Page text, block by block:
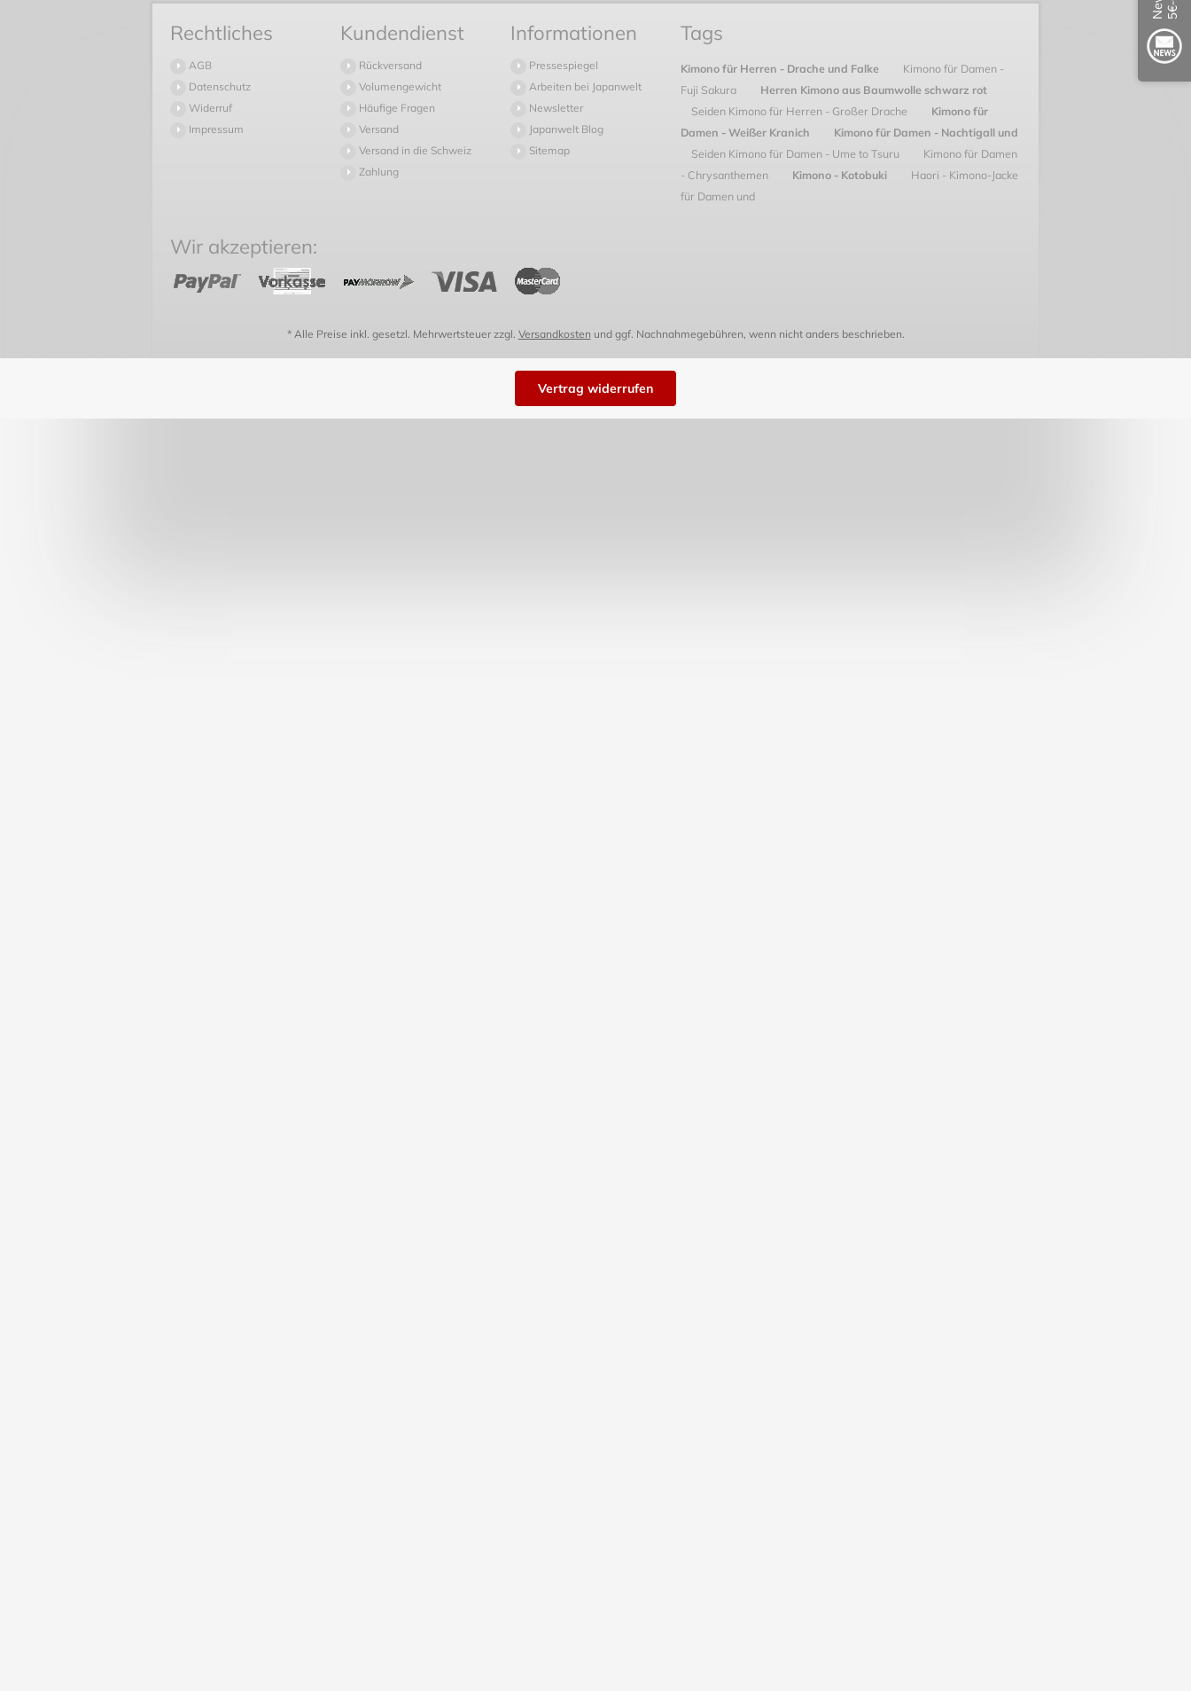
Rechtliches
AGB
Datenschutz
Widerruf
Impressum
Kundendienst
Rückversand
Volumengewicht
Häufige Fragen
Versand
Versand in die Schweiz
Zahlung
Informationen
Pressespiegel
Arbeiten bei Japanwelt
Newsletter
Japanwelt Blog
Sitemap
Tags
Kimono für Herren - Drache und Falke
Kimono für Damen -
Fuji Sakura
Herren Kimono aus Baumwolle schwarz rot
Seiden Kimono für Herren - Großer Drache
Kimono für
Damen - Weißer Kranich
Kimono für Damen - Nachtigall und
Seiden Kimono für Damen - Ume to Tsuru
Kimono für Damen
- Chrysanthemen
Kimono - Kotobuki
Haori - Kimono-Jacke
für Damen und
Wir akzeptieren:
* Alle Preise inkl. gesetzl. Mehrwertsteuer zzgl. Versandkosten und ggf. Nachnahmegebühren, wenn nicht anders beschrieben.
Vertrag widerrufen